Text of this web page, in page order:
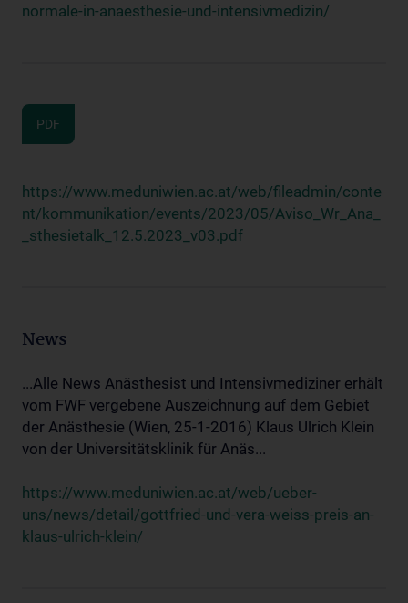
normale-in-anaesthesie-und-intensivmedizin/
PDF
https://www.meduniwien.ac.at/web/fileadmin/conte
nt/kommunikation/events/2023/05/Aviso_Wr_Ana_
_sthesietalk_12.5.2023_v03.pdf
News
...Alle News Anästhesist und Intensivmediziner erhält
vom FWF vergebene Auszeichnung auf dem Gebiet
der Anästhesie (Wien, 25-1-2016) Klaus Ulrich Klein
von der Universitätsklinik für Anäs...
https://www.meduniwien.ac.at/web/ueber-
uns/news/detail/gottfried-und-vera-weiss-preis-an-
klaus-ulrich-klein/